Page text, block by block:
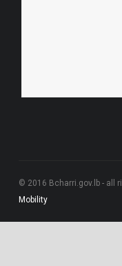
© 2016 Bcharri.gov.lb - all
Mobility